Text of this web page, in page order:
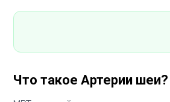
Что такое Артерии шеи?